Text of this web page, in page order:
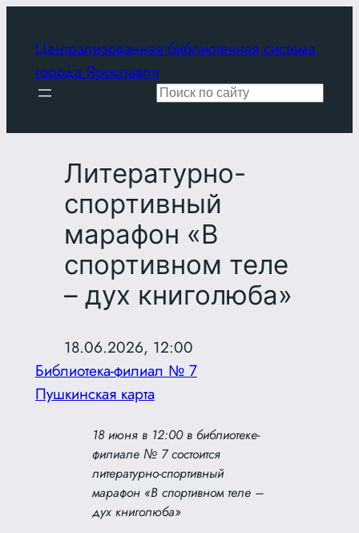
содержимому
Централизованная библиотечная система
города Ярославля
Поиск
Литературно-
спортивный
марафон «В
спортивном теле
– дух книголюба»
18.06.2026, 12:00
Библиотека-филиал № 7
Пушкинская карта
18 июня в 12:00 в библиотеке-
филиале № 7 состоится
литературно-спортивный
марафон «В спортивном теле –
дух книголюба»